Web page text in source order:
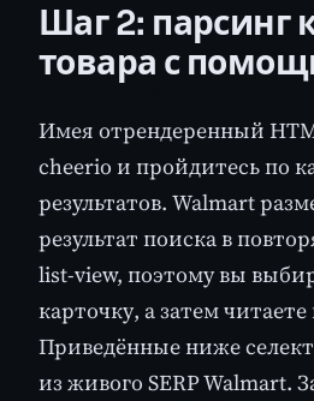
Шаг 2: парсинг
товара с
Имея отрендеренный
cheerio и пройдитесь по
результатов. Walmart
результат поиска в
list-view, поэтому вы
карточку, а затем
Приведённые ниже
из живого SERP Walmart.